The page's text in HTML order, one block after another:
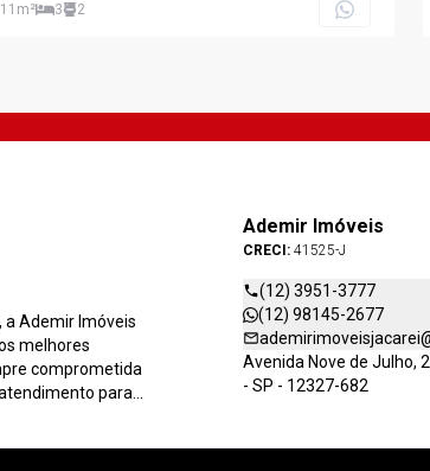
m² 3 2
a Ademir Imóveis
melhores
comprometida
para
Ademir Imóveis
CRECI: 41525-J
(12) 3951-3777
(12) 98145-2677
Avenida Nove de Julho,
- SP - 12327-682